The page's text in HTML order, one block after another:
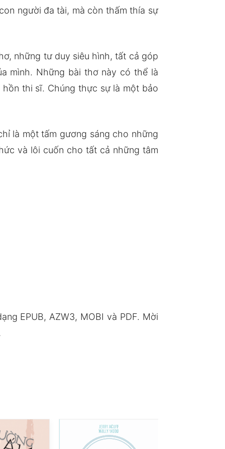
người đa tài, mà còn thấm thía sự
những tư duy siêu hình, tất cả góp
mình. Những bài thơ này có thể là
thi sĩ. Chúng thực sự là một bảo
là một tấm gương sáng cho những
và lôi cuốn cho tất cả những tâm
EPUB, AZW3, MOBI và PDF. Mời